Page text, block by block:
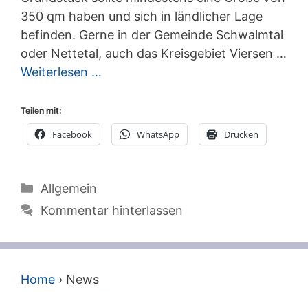
350 qm haben und sich in ländlicher Lage
befinden. Gerne in der Gemeinde Schwalmtal
oder Nettetal, auch das Kreisgebiet Viersen …
Weiterlesen …
Teilen mit:
Facebook WhatsApp Drucken
Kategorien
Allgemein
Kommentar hinterlassen
Home › News